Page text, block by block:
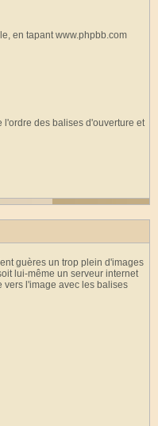
en tapant www.phpbb.com
l'ordre des balises d'ouverture et
guères un trop plein d'images
lui-même un serveur internet
vers l'image avec les balises